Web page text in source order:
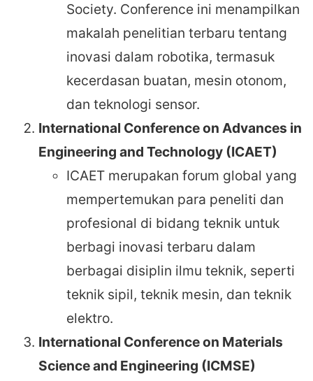
Society. Conference ini menampilkan
makalah penelitian terbaru tentang
inovasi dalam robotika, termasuk
kecerdasan buatan, mesin otonom,
dan teknologi sensor.
International Conference on Advances in
Engineering and Technology (ICAET)
ICAET merupakan forum global yang
mempertemukan para peneliti dan
profesional di bidang teknik untuk
berbagi inovasi terbaru dalam
berbagai disiplin ilmu teknik, seperti
teknik sipil, teknik mesin, dan teknik
elektro.
International Conference on Materials
Science and Engineering (ICMSE)